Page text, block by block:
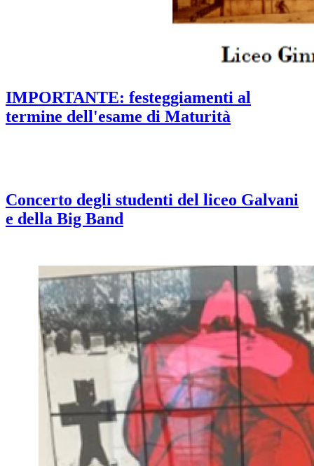
IMPORTANTE: festeggiamenti al
termine dell'esame di Maturità
Concerto degli studenti del liceo Galvani
e della Big Band